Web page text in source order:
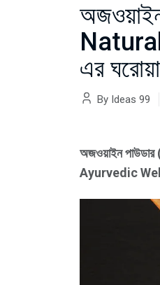
এর
By Ideas 99
অজওয়াইন
Ayurvedic